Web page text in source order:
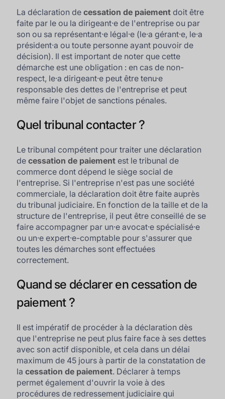
La déclaration decessation de paiement doit être
faite par le ou la dirigeant·e de l'entreprise ou par
son ou sa représentant·e légal·e (le·a gérant·e, le·a
président·a ou toute personne ayant pouvoir de
décision). Il est important de noter que cette
démarche est une obligation : en cas de non-
respect, le·a dirigeant·e peut être tenu·e
responsable des dettes de l'entreprise et peut
même faire l'objet de sanctions pénales.
Quel tribunal contacter ?
Le tribunal compétent pour traiter une déclaration
decessation de paiement est le tribunal de
commerce dont dépend le siège social de
l'entreprise. Si l'entreprise n'est pas une société
commerciale, la déclaration doit être faite auprès
du tribunal judiciaire. En fonction de la taille et de la
structure de l'entreprise, il peut être conseillé de se
faire accompagner par un·e avocat·e spécialisé·e
ou un·e expert·e-comptable pour s'assurer que
toutes les démarches sont effectuées
correctement.
Quand se déclarer en cessation de
paiement ?
Il est impératif de procéder à la déclaration dès
que l'entreprise ne peut plus faire face à ses dettes
avec son actif disponible, et cela dans un délai
maximum de 45 jours à partir de la constatation de
lacessation de paiement. Déclarer à temps
permet également d'ouvrir la voie à des
procédures de redressement judiciaire qui